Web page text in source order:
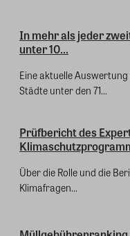
In mehr als jeder
unter 10...
Eine aktuelle
Städte unter den 71...
Prüfbericht des
Über die Rolle und die
Klimafragen...